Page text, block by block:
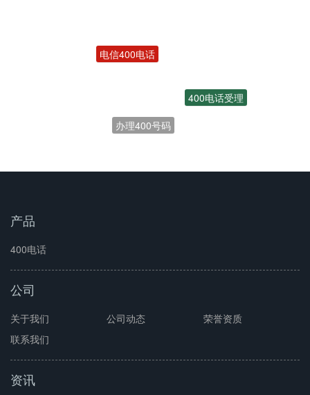
400电话受理
产品
400电话
公司
关于我们 公司动态
荣誉资质
联系我们
资讯